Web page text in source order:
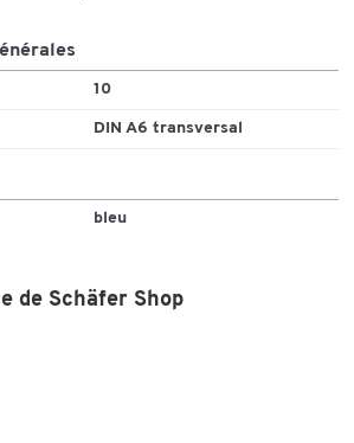
10
DIN A6 transversal
bleu
de Schäfer Shop